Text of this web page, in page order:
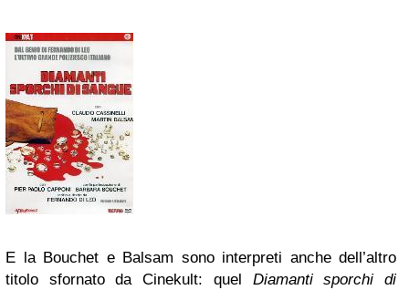
E la Bouchet e Balsam sono interpreti anche dell’altro
titolo sfornato da Cinekult: quel Diamanti sporchi di